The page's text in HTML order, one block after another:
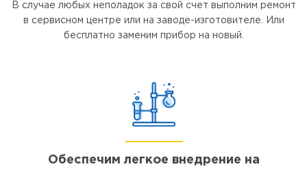
В случае любых неполадок за свой счет выполним ремонт
в сервисном центре или на заводе-изготовителе. Или
бесплатно заменим прибор на новый.
Обеспечим легкое внедрение на